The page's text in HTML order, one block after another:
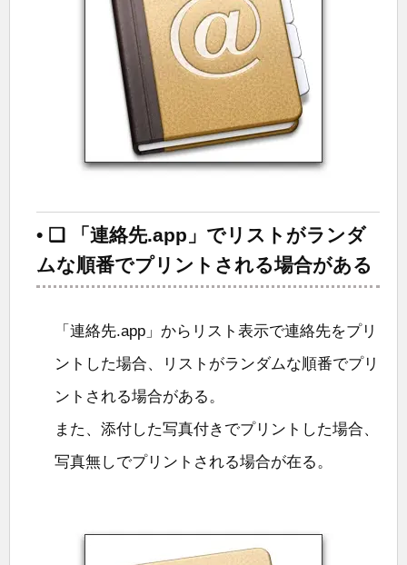
• ❑ 「連絡先.app」でリストがランダ
ムな順番でプリントされる場合がある
「連絡先.app」からリスト表示で連絡先をプリ
ントした場合、リストがランダムな順番でプリ
ントされる場合がある。
また、添付した写真付きでプリントした場合、
写真無しでプリントされる場合が在る。